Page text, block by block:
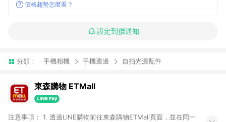
價格趨勢怎麼看？
設定到價通知
分類： 手機相機 手機週邊 自拍光源配件
東森購物 ETMall
注意事項： 1. 透過LINE購物前往東森購物ETMall頁面，並在同一